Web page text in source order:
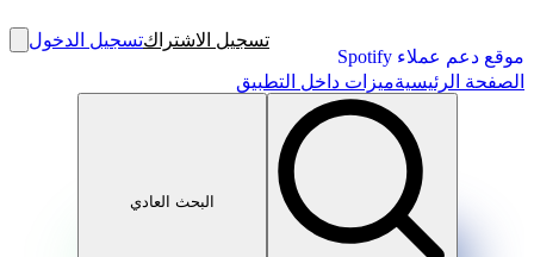
موقع دعم عملاء Spotify
تسجيل الاشتراكتسجيل الدخول
الصفحة الرئيسيةميزات داخل التطبيق
البحث العادي